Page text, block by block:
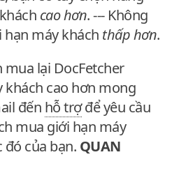
cao hơn. --- Không
máy khách thấp hơn.
lại DocFetcher
khách cao hơn mong
đến hỗ trợđể yêu cầu
mua giới hạn máy
của bạn. QUAN